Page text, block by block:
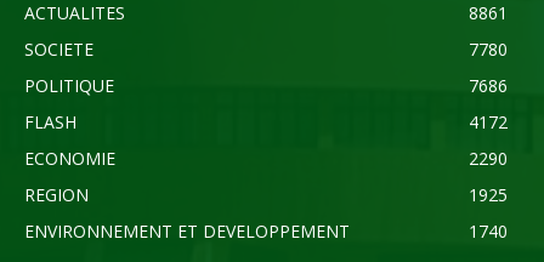
ACTUALITES
8861
SOCIETE
7780
POLITIQUE
7686
FLASH
4172
ECONOMIE
2290
REGION
1925
ENVIRONNEMENT ET DEVELOPPEMENT
1740